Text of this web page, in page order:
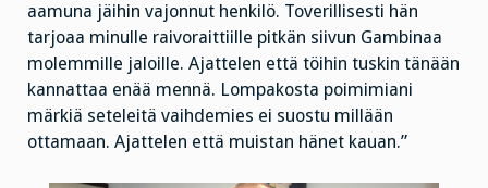
aamuna jäihin vajonnut henkilö. Toverillisesti hän
tarjoaa minulle raivoraittiille pitkän siivun Gambinaa
molemmille jaloille. Ajattelen että töihin tuskin tänään
kannattaa enää mennä. Lompakosta poimimiani
märkiä seteleitä vaihdemies ei suostu millään
ottamaan. Ajattelen että muistan hänet kauan.”